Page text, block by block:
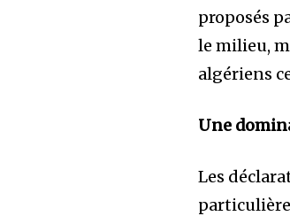
proposés
le milieu,
algériens
Une
Les